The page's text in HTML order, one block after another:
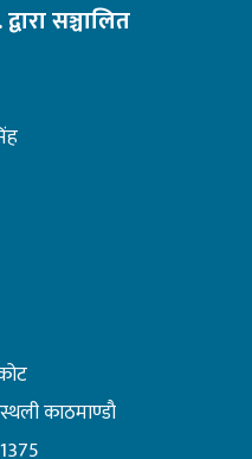
सञ्चालित
काठमाण्डाै